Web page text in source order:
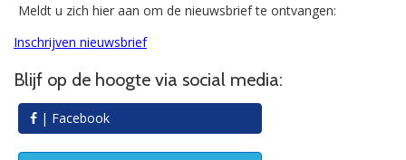
Meldt u zich hier aan om de nieuwsbrief te ontvangen:
Inschrijven nieuwsbrief
Blijf op de hoogte via social media:
| Facebook